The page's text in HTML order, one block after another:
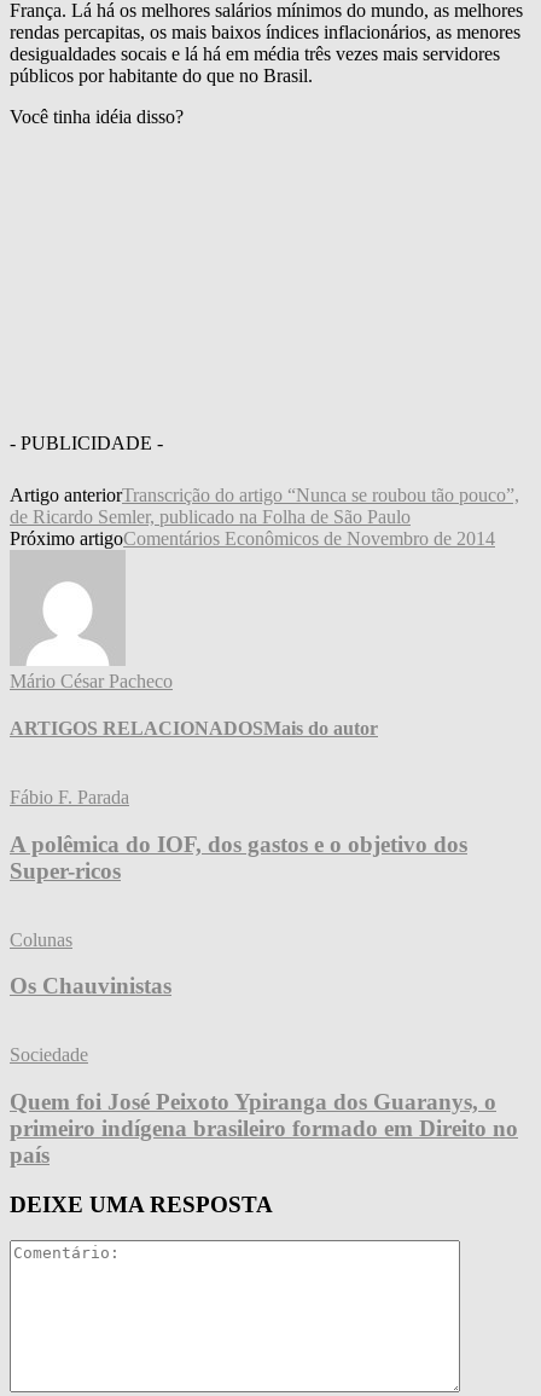
França. Lá há os melhores salários mínimos do mundo, as melhores
rendas percapitas, os mais baixos índices inflacionários, as menores
desigualdades socais e lá há em média três vezes mais servidores
públicos por habitante do que no Brasil.
Você tinha idéia disso?
- PUBLICIDADE -
Artigo anteriorTranscrição do artigo “Nunca se roubou tão pouco”,
de Ricardo Semler, publicado na Folha de São Paulo
Próximo artigoComentários Econômicos de Novembro de 2014
Mário César Pacheco
ARTIGOS RELACIONADOSMais do autor
Fábio F. Parada
A polêmica do IOF, dos gastos e o objetivo dos
Super-ricos
Colunas
Os Chauvinistas
Sociedade
Quem foi José Peixoto Ypiranga dos Guaranys, o
primeiro indígena brasileiro formado em Direito no
país
DEIXE UMA RESPOSTA